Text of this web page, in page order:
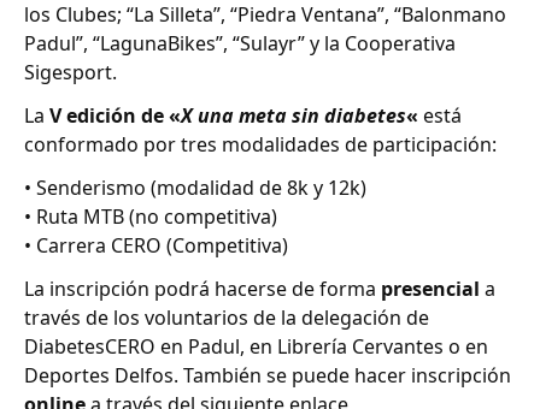
los Clubes; “La Silleta”, “Piedra Ventana”, “Balonmano
Padul”, “LagunaBikes”, “Sulayr” y la Cooperativa
Sigesport.
La V edición de «X una meta sin diabetes« está
conformado por tres modalidades de participación:
• Senderismo (modalidad de 8k y 12k)
• Ruta MTB (no competitiva)
• Carrera CERO (Competitiva)
La inscripción podrá hacerse de forma presencial a
través de los voluntarios de la delegación de
DiabetesCERO en Padul, en Librería Cervantes o en
Deportes Delfos. También se puede hacer inscripción